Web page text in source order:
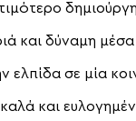
και δύναμη
ελπίδα σε μία
καλά και